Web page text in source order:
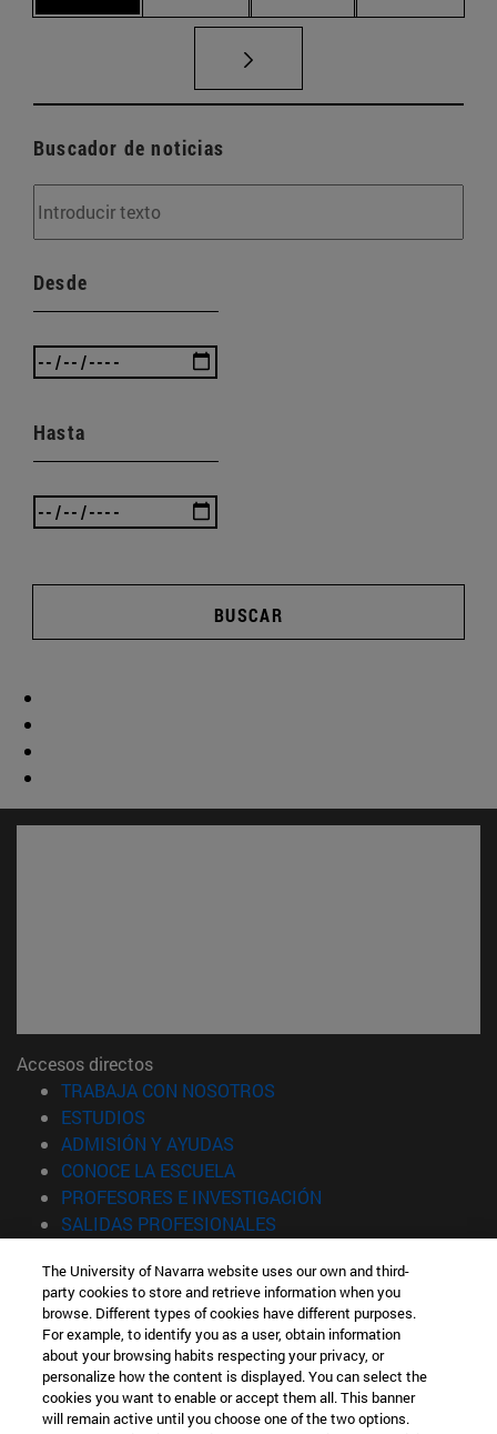
Buscador de noticias
Desde
Hasta
BUSCAR
Accesos directos
TRABAJA CON NOSOTROS
ESTUDIOS
ADMISIÓN Y AYUDAS
CONOCE LA ESCUELA(abre en nueva ventana)
PROFESORES E INVESTIGACIÓN
SALIDAS PROFESIONALES
Información
TFNO +34 943 21 98 77
¿QUÉ GRADO TE INTERESA?
¿QUÉ MÁSTER TE INTERESA?
© Universidad de Navarra
The University of Navarra website uses our own and third-
party cookies to store and retrieve information when you
browse. Different types of cookies have different purposes.
For example, to identify you as a user, obtain information
about your browsing habits respecting your privacy, or
personalize how the content is displayed. You can select the
cookies you want to enable or accept them all. This banner
will remain active until you choose one of the two options.